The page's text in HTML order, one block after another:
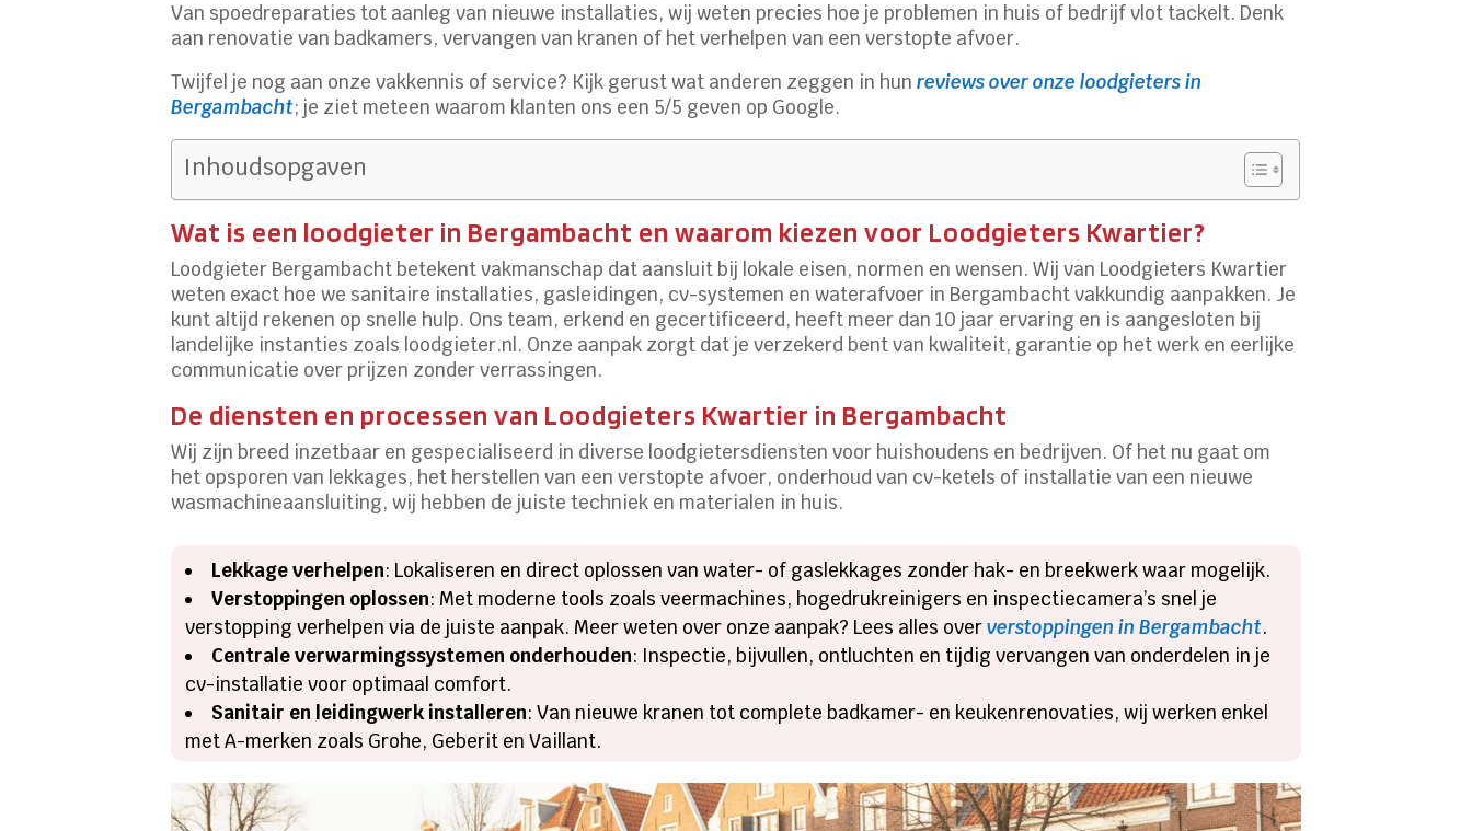
Van spoedreparaties tot aanleg van nieuwe installaties, wij weten precies hoe je problemen in huis of bedrijf vlot tackelt. Denk
aan renovatie van badkamers, vervangen van kranen of het verhelpen van een verstopte afvoer.
Twijfel je nog aan onze vakkennis of service? Kijk gerust wat anderen zeggen in hunreviews over onze loodgieters in
Bergambacht; je ziet meteen waarom klanten ons een 5/5 geven op Google.
Inhoudsopgaven
Wat is een loodgieter in Bergambacht en waarom kiezen voor Loodgieters Kwartier?
Loodgieter Bergambacht betekent vakmanschap dat aansluit bij lokale eisen, normen en wensen. Wij van Loodgieters Kwartier
weten exact hoe we sanitaire installaties, gasleidingen, cv-systemen en waterafvoer in Bergambacht vakkundig aanpakken. Je
kunt altijd rekenen op snelle hulp. Ons team, erkend en gecertificeerd, heeft meer dan 10 jaar ervaring en is aangesloten bij
landelijke instanties zoals loodgieter.nl. Onze aanpak zorgt dat je verzekerd bent van kwaliteit, garantie op het werk en eerlijke
communicatie over prijzen zonder verrassingen.
De diensten en processen van Loodgieters Kwartier in Bergambacht
Wij zijn breed inzetbaar en gespecialiseerd in diverse loodgietersdiensten voor huishoudens en bedrijven. Of het nu gaat om
het opsporen van lekkages, het herstellen van een verstopte afvoer, onderhoud van cv-ketels of installatie van een nieuwe
wasmachineaansluiting, wij hebben de juiste techniek en materialen in huis.
Lekkage verhelpen: Lokaliseren en direct oplossen van water- of gaslekkages zonder hak- en breekwerk waar mogelijk.
Verstoppingen oplossen: Met moderne tools zoals veermachines, hogedrukreinigers en inspectiecamera’s snel je
verstopping verhelpen via de juiste aanpak. Meer weten over onze aanpak? Lees alles oververstoppingen in Bergambacht.
Centrale verwarmingssystemen onderhouden: Inspectie, bijvullen, ontluchten en tijdig vervangen van onderdelen in je
cv-installatie voor optimaal comfort.
Sanitair en leidingwerk installeren: Van nieuwe kranen tot complete badkamer- en keukenrenovaties, wij werken enkel
met A-merken zoals Grohe, Geberit en Vaillant.